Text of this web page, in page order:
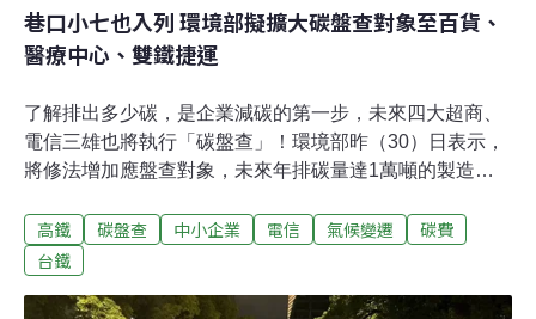
巷口小七也入列 環境部擬擴大碳盤查對象至百貨、
醫療中心、雙鐵捷運
了解排出多少碳，是企業減碳的第一步，未來四大超商、
電信三雄也將執行「碳盤查」！環境部昨（30）日表示，
將修法增加應盤查對象，未來年排碳量達1萬噸的製造
業、醫療中心等約500家企業都須在2026年4月底前登錄首
筆碳盤查資料。環境部擬擴大碳盤查對象 超商、電信業、
98%、約167萬家公司行號屬於中小企業，但只有年排放
高鐵 碳盤查 中小企業 電信 氣候變遷
碳費
台鐵